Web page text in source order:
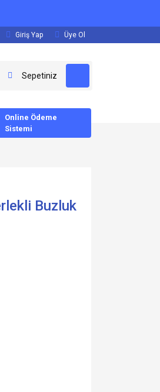
Giriş Yap Üye Ol
Sepetiniz
Online Ödeme
Sistemi
Buzluk